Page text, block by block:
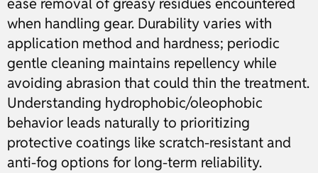
when handling gear. Durability varies with
application method and hardness; periodic
gentle cleaning maintains repellency while
avoiding abrasion that could thin the treatment.
Understanding hydrophobic/oleophobic
behavior leads naturally to prioritizing
protective coatings like scratch-resistant and
anti-fog options for long-term reliability.